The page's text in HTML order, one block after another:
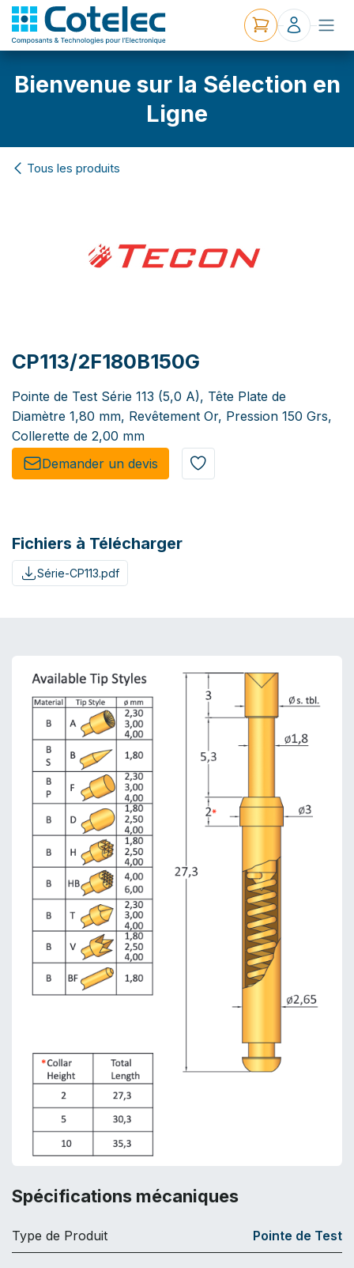
Bienvenue sur la Sélection en
Ligne
Tous les produits
CP113/2F180B150G
Pointe de Test Série 113 (5,0 A), Tête Plate de
Diamètre 1,80 mm, Revêtement Or, Pression 150 Grs,
Collerette de 2,00 mm
Demander un de​​vis​​
Fichiers à Télécharger
Série-CP113.pdf
Spécifications mécaniques
Type de Produit Pointe de Test